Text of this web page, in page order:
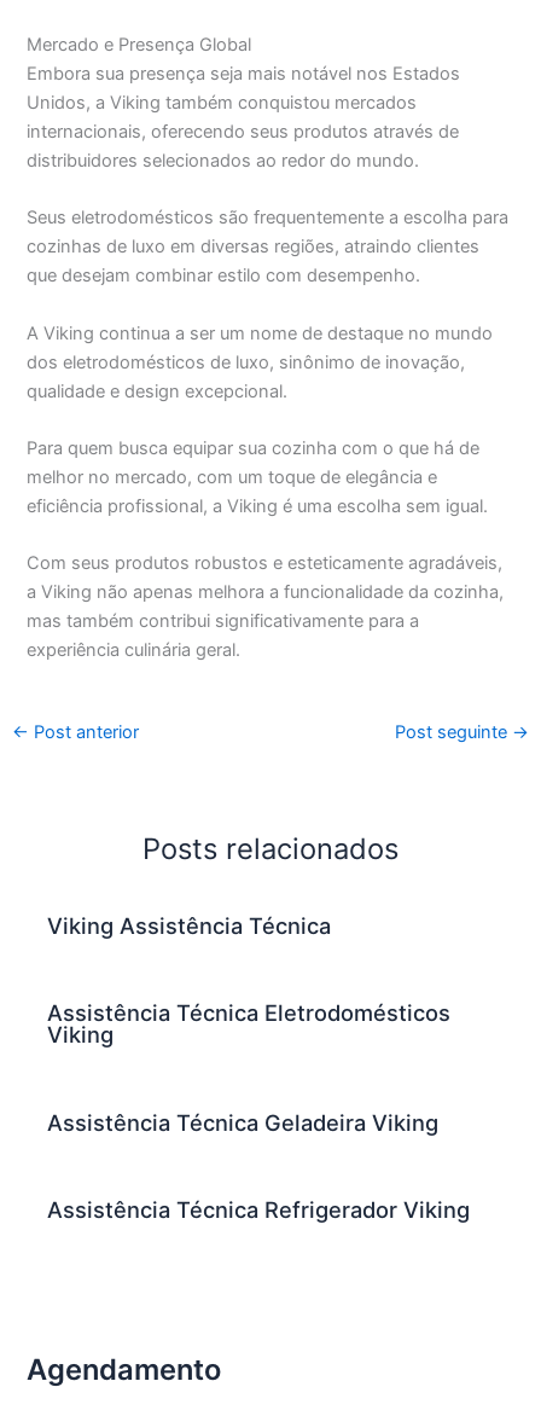
Mercado e Presença Global
Embora sua presença seja mais notável nos Estados
Unidos, a Viking também conquistou mercados
internacionais, oferecendo seus produtos através de
distribuidores selecionados ao redor do mundo.
Seus eletrodomésticos são frequentemente a escolha para
cozinhas de luxo em diversas regiões, atraindo clientes
que desejam combinar estilo com desempenho.
A Viking continua a ser um nome de destaque no mundo
dos eletrodomésticos de luxo, sinônimo de inovação,
qualidade e design excepcional.
Para quem busca equipar sua cozinha com o que há de
melhor no mercado, com um toque de elegância e
eficiência profissional, a Viking é uma escolha sem igual.
Com seus produtos robustos e esteticamente agradáveis,
a Viking não apenas melhora a funcionalidade da cozinha,
mas também contribui significativamente para a
experiência culinária geral.
← Post anterior Post seguinte →
Posts relacionados
Viking Assistência Técnica
Assistência Técnica Eletrodomésticos
Viking
Assistência Técnica Geladeira Viking
Assistência Técnica Refrigerador Viking
Agendamento